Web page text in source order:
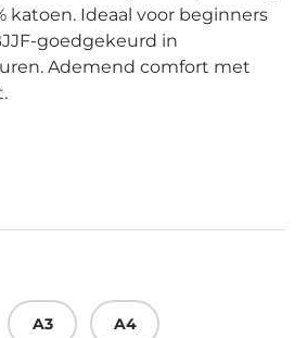
katoen. Ideaal voor beginners
goedgekeurd in
Ademend comfort met
A3 A4